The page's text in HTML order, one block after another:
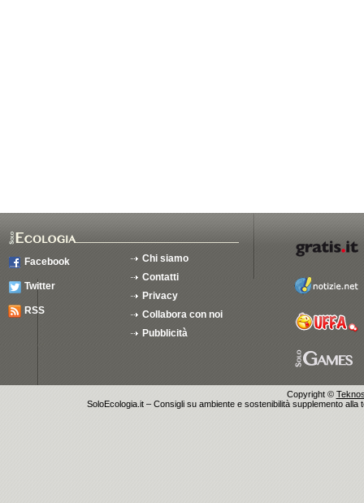
Facebook
Twitter
RSS
Chi siamo
Contatti
Privacy
Collabora con noi
Pubblicità
Copyright ©
SoloEcologia.it – Consigli su ambiente e sostenibilità supplemento